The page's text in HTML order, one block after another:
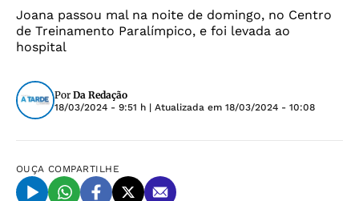
Joana passou mal na noite de domingo, no Centro
de Treinamento Paralímpico, e foi levada ao
hospital
Por Da Redação
18/03/2024 - 9:51 h | Atualizada em 18/03/2024 - 10:08
OUÇA COMPARTILHE